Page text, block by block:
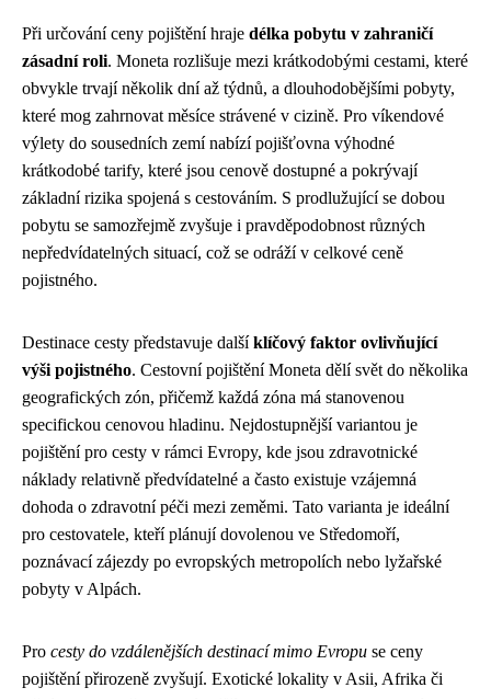
Při určování ceny pojištění hraje délka pobytu v zahraničí
zásadní roli. Moneta rozlišuje mezi krátkodobými cestami, které
obvykle trvají několik dní až týdnů, a dlouhodobějšími pobyty,
které mog zahrnovat měsíce strávené v cizině. Pro víkendové
výlety do sousedních zemí nabízí pojišťovna výhodné
krátkodobé tarify, které jsou cenově dostupné a pokrývají
základní rizika spojená s cestováním. S prodlužující se dobou
pobytu se samozřejmě zvyšuje i pravděpodobnost různých
nepředvídatelných situací, což se odráží v celkové ceně
pojistného.
Destinace cesty představuje dalšíklíčový faktor ovlivňující
výši pojistného. Cestovní pojištění Moneta dělí svět do několika
geografických zón, přičemž každá zóna má stanovenou
specifickou cenovou hladinu. Nejdostupnější variantou je
pojištění pro cesty v rámci Evropy, kde jsou zdravotnické
náklady relativně předvídatelné a často existuje vzájemná
dohoda o zdravotní péči mezi zeměmi. Tato varianta je ideální
pro cestovatele, kteří plánují dovolenou ve Středomoří,
poznávací zájezdy po evropských metropolích nebo lyžařské
pobyty v Alpách.
Pro cesty do vzdálenějších destinací mimo Evropu se ceny
pojištění přirozeně zvyšují. Exotické lokality v Asii, Afrika či